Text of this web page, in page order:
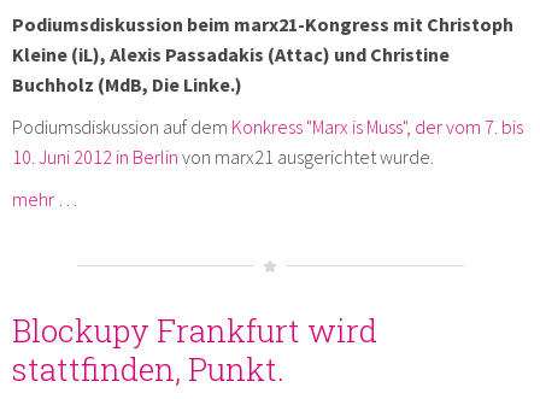
Podiumsdiskussion beim marx21-Kongress mit Christoph
Kleine (iL), Alexis Passadakis (Attac) und Christine
Buchholz (MdB, Die Linke.)
Podiumsdiskussion auf dem Konkress "Marx is Muss", der vom 7. bis
10. Juni 2012 in Berlin von marx21 ausgerichtet wurde.
mehr …
Blockupy Frankfurt wird
stattfinden, Punkt.